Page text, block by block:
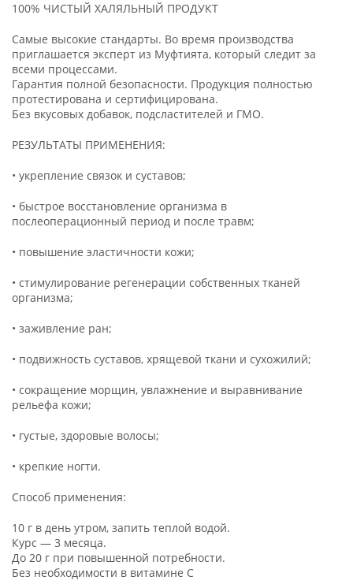
100% ЧИСТЫЙ ХАЛЯЛЬНЫЙ ПРОДУКТ
Самые высокие стандарты. Во время производства
приглашается эксперт из Муфтията, который следит за
всеми процессами.
Гарантия полной безопасности. Продукция полностью
протестирована и сертифицирована.
Без вкусовых добавок, подсластителей и ГМО.
РЕЗУЛЬТАТЫ ПРИМЕНЕНИЯ:
• укрепление связок и суставов;
• быстрое восстановление организма в
послеоперационный период и после травм;
• повышение эластичности кожи;
• стимулирование регенерации собственных тканей
организма;
• заживление ран;
• подвижность суставов, хрящевой ткани и сухожилий;
• сокращение морщин, увлажнение и выравнивание
рельефа кожи;
• густые, здоровые волосы;
• крепкие ногти.
Способ применения:
10 г в день утром, запить теплой водой.
Курс — 3 месяца.
До 20 г при повышенной потребности.
Без необходимости в витамине C